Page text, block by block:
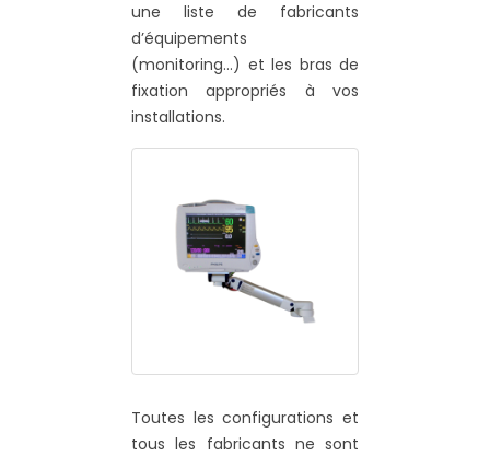
une liste de fabricants
d’équipements
(monitoring…) et les bras de
fixation appropriés à vos
installations.
Toutes les configurations et
tous les fabricants ne sont